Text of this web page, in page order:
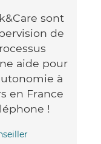
sont
de
aide pour
à
en France
!